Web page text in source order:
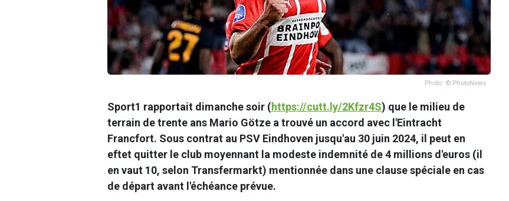
Photo: © PhotoNews
Sport1 rapportait dimanche soir (https://cutt.ly/2Kfzr4S) que le milieu de
terrain de trente ans Mario Götze a trouvé un accord avec l'Eintracht
Francfort. Sous contrat au PSV Eindhoven jusqu'au 30 juin 2024, il peut en
eftet quitter le club moyennant la modeste indemnité de 4 millions d'euros (il
en vaut 10, selon Transfermarkt) mentionnée dans une clause spéciale en cas
de départ avant l'échéance prévue.